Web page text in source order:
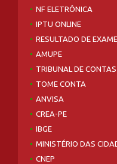
NF ELETRÔNICA
IPTU ONLINE
RESULTADO DE
AMUPE
TRIBUNAL DE CONTAS
TOME CONTA
ANVISA
CREA-PE
IBGE
MINISTÉRIO DAS
CNEP